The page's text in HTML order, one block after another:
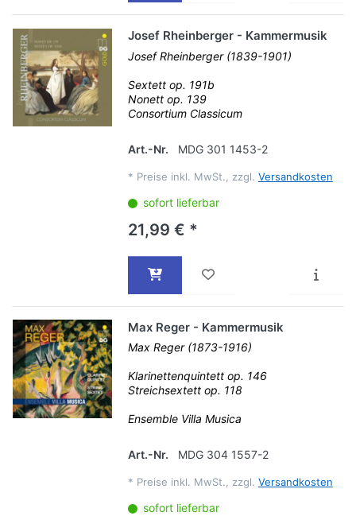
Josef Rheinberger - Kammermusik
Josef Rheinberger (1839-1901)
Sextett op. 191b
Nonett op. 139
Consortium Classicum
Art.-Nr. MDG 301 1453-2
* Preise inkl. MwSt., zzgl. Versandkosten
sofort lieferbar
21,99 € *
Max Reger - Kammermusik
Max Reger (1873-1916)
Klarinettenquintett op. 146
Streichsextett op. 118
Ensemble Villa Musica
Art.-Nr. MDG 304 1557-2
* Preise inkl. MwSt., zzgl. Versandkosten
sofort lieferbar